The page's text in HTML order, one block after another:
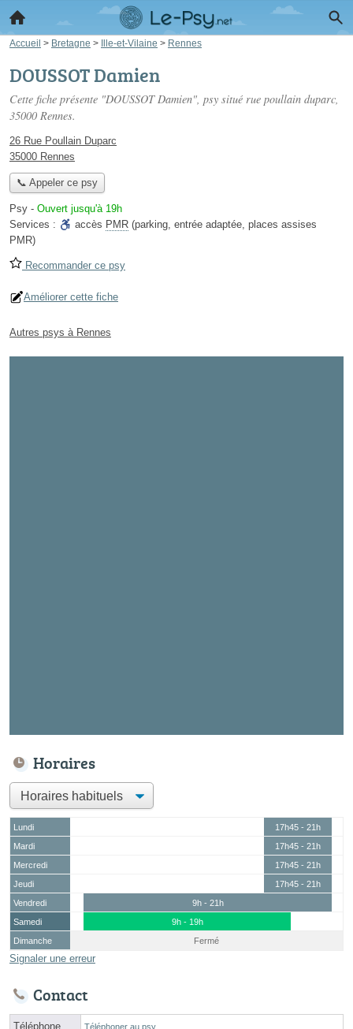
Accueil > Bretagne > Ille-et-Vilaine > Rennes
DOUSSOT Damien
Cette fiche présente "DOUSSOT Damien", psy situé rue poullain duparc,
35000 Rennes.
26 Rue Poullain Duparc
35000 Rennes
📞 Appeler ce psy
Psy - Ouvert jusqu'à 19h
Services :
accès PMR (parking, entrée adaptée, places assises
PMR)
Recommander ce psy
Améliorer cette fiche
Autres psys à Rennes
Horaires
Lundi
17h45 - 21h
Mardi
17h45 - 21h
Mercredi
17h45 - 21h
Jeudi
17h45 - 21h
Vendredi
9h - 21h
Samedi
9h - 19h
Dimanche
Fermé
Signaler une erreur
Contact
Téléphone Téléphoner au psy